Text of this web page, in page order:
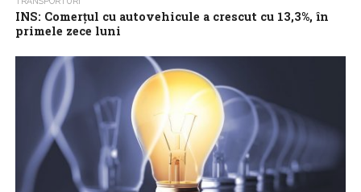
INS: Comerţul cu autovehicule a crescut cu 13,3%, în
primele zece luni
autovehiculelor şi a motocicletelor, ca serie brută, a înregistrat o
cifră de afaceri...